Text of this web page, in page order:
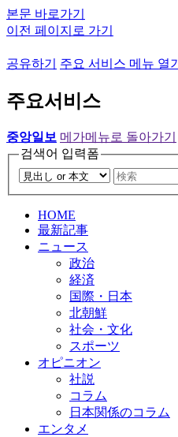
본문 바로가기
이전 페이지로 가기
공유하기 주요 서비스 메뉴 열기
주요서비스
중앙일보 메가메뉴로 돌아가기
검색어 입력폼
HOME
最新記事
ニュース
政治
経済
国際・日本
北朝鮮
社会・文化
スポーツ
オピニオン
社説
コラム
日本関係のコラム
エンタメ